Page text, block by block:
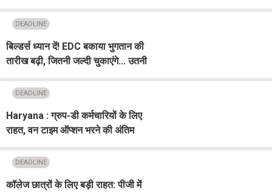
बदलाव
DEADLINE
बिल्डर्स ध्यान दें! EDC बकाया भुगतान की
तारीख बढ़ी, जितनी जल्दी चुकाएंगे... उतनी
DEADLINE
Haryana : ग्रुप-डी कर्मचारियों के लिए
राहत, वन टाइम ऑप्शन भरने की अंतिम
DEADLINE
कॉलेज छात्रों के लिए बड़ी राहत: पीजी में